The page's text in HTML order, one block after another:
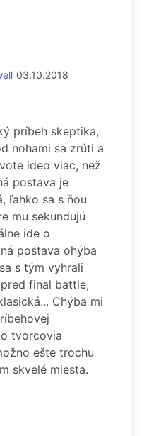
03.10.2018
príbeh skeptika,
nohami sa zrúti a
ideo viac, než
postava je
ľahko sa s ňou
mu sekundujú
ide o
postava ohýba
s tým vyhrali
final battle,
Chýba mi
tvorcovia
ešte trochu
skvelé miesta.